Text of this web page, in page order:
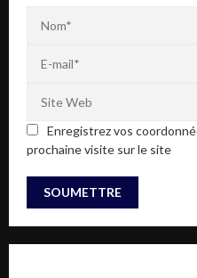
Enregistrez vos
prochaine visite sur le site